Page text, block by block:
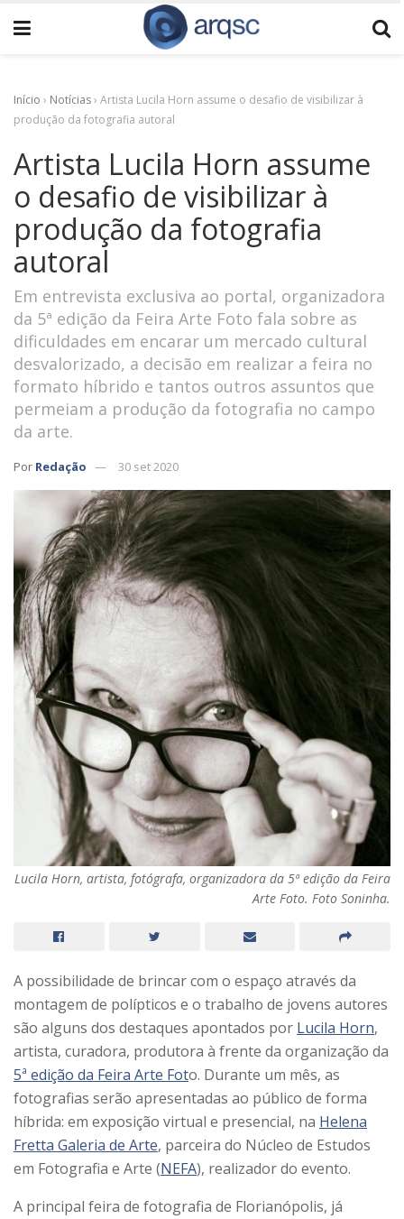
Início › Notícias› Artista Lucila Horn assume o desafio de visibilizar à
produção da fotografia autoral
Artista Lucila Horn assume
o desafio de visibilizar à
produção da fotografia
autoral
Em entrevista exclusiva ao portal, organizadora
da 5ª edição da Feira Arte Foto fala sobre as
dificuldades em encarar um mercado cultural
desvalorizado, a decisão em realizar a feira no
formato híbrido e tantos outros assuntos que
permeiam a produção da fotografia no campo
da arte.
Por Redação 30 set 2020
Lucila Horn, artista, fotógrafa, organizadora da 5ª edição da Feira
Arte Foto. Foto Soninha.
A possibilidade de brincar com o espaço através da
montagem de polípticos e o trabalho de jovens autores
são alguns dos destaques apontados por Lucila Horn,
artista, curadora, produtora à frente da organização da
5ª edição da Feira Arte Foto. Durante um mês, as
fotografias serão apresentadas ao público de forma
híbrida: em exposição virtual e presencial, na Helena
Fretta Galeria de Arte, parceira do Núcleo de Estudos
em Fotografia e Arte (NEFA), realizador do evento.
A principal feira de fotografia de Florianópolis, já